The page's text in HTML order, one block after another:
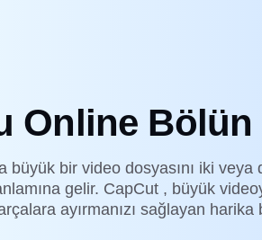
Online Bölün
büyük bir video dosyasını iki veya
gelir. CapCut , büyük
ayırmanızı sağlayan